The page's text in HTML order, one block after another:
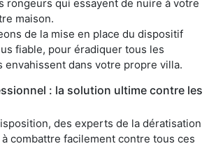
rongeurs qui essayent de nuire à votre
maison.
de la mise en place du dispositif
fiable, pour éradiquer tous les
envahissent dans votre propre villa.
: la solution ultime contre les
des experts de la dératisation
combattre facilement contre tous ces